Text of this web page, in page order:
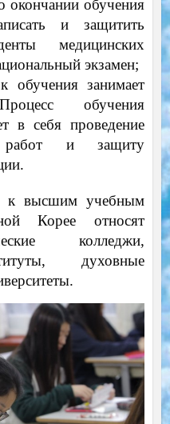
окончании обучения
и защитить
медицинских
экзамен;
обучения занимает
обучения
в себя проведение
работ и защиту
к высшим учебным
Корее относят
колледжи,
духовные